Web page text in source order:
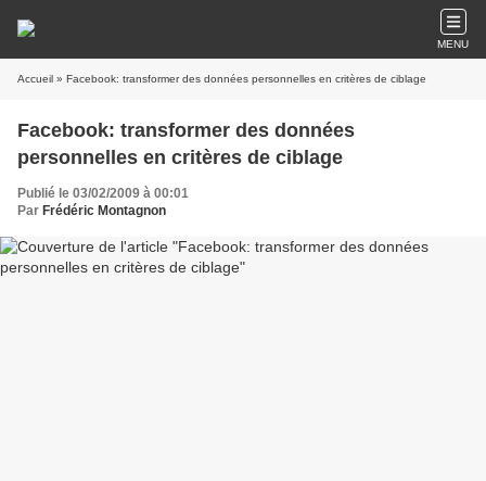
MENU
Accueil » Facebook: transformer des données personnelles en critères de ciblage
Facebook: transformer des données
personnelles en critères de ciblage
Publié le 03/02/2009 à 00:01
Par Frédéric Montagnon